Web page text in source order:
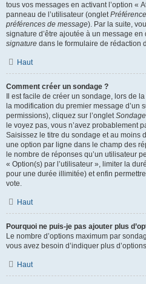
tous vos messages en activant l’option «
panneau de l’utilisateur (onglet
préférences de message). Par la suite,
signature d’être ajoutée à un message
signature dans le formulaire de rédaction
Haut
Comment créer un sondage ?
Il est facile de créer un sondage, lors de
la modification du premier message d’un
permissions), cliquez sur l’ongletSondage
le voyez pas, vous n’avez probablement
Saisissez le titre du sondage et au moins
une option par ligne dans le champ des
le nombre de réponses qu’un utilisateur
« Option(s) par l’utilisateur », limiter la
pour une durée illimitée) et enfin
vote.
Haut
Pourquoi ne puis-je pas ajouter plus
Le nombre d’options maximum par
vous avez besoin d’indiquer plus
Haut